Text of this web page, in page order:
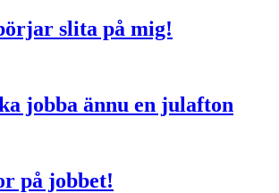
slita på mig!
jobba ännu en julafton
på jobbet!